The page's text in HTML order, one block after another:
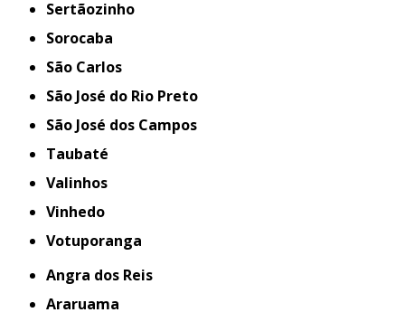
Sertãozinho
Sorocaba
São Carlos
São José do Rio Preto
São José dos Campos
Taubaté
Valinhos
Vinhedo
Votuporanga
Angra dos Reis
Araruama